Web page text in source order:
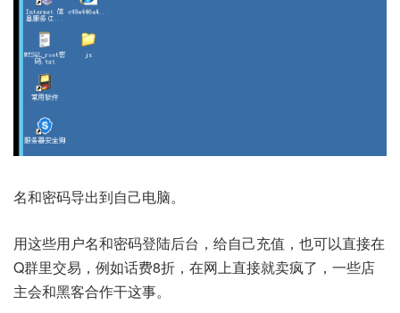
名和密码导出到自己电脑。
用这些用户名和密码登陆后台，给自己充值，也可以直接在
Q群里交易，例如话费8折，在网上直接就卖疯了，一些店
主会和黑客合作干这事。